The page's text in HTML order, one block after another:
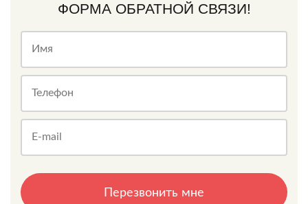
ФОРМА ОБРАТНОЙ СВЯЗИ!
Имя
Телефон
E-mail
Перезвонить мне